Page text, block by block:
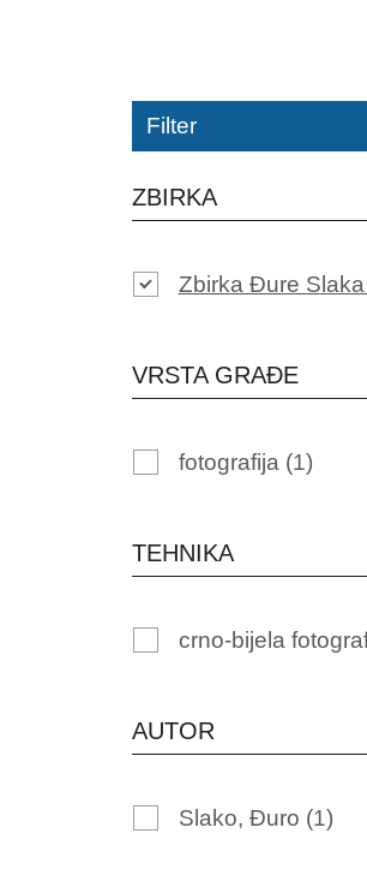
Filter
ZBIRKA
Zbirka Đure Slaka
VRSTA GRAĐE
fotografija (1)
TEHNIKA
crno-bijela
AUTOR
Slako, Đuro (1)